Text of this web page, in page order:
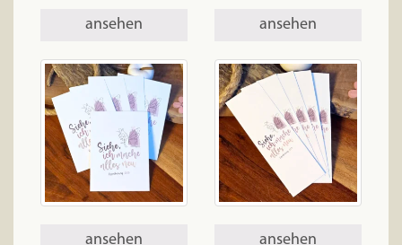
ansehen ansehen
ansehen ansehen